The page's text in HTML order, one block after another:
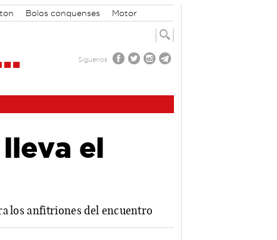
Bolos conquenses Motor
Síguenos
el
los anfitriones del encuentro